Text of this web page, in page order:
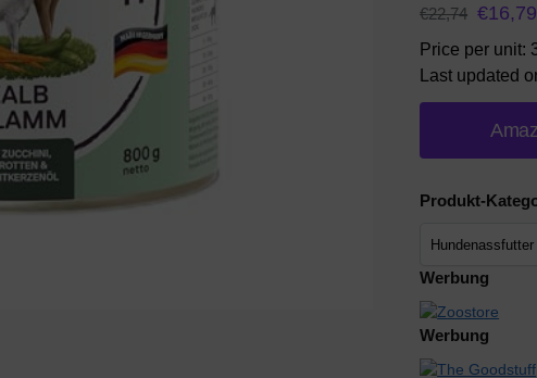
€22,74 €16,79
Price per unit:
Last updated
Produkt-
Werbung
Werbung